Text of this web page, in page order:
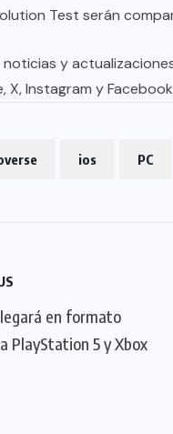
Test serán
y
X, Instagram y
ios PC
en formato
PlayStation 5 y Xbox